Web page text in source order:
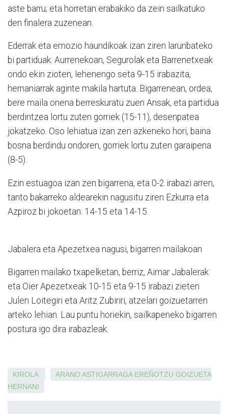
aste barru; eta horretan erabakiko da zein sailkatuko
den finalera zuzenean.
Ederrak eta emozio haundikoak izan ziren larunbateko
bi partiduak. Aurrenekoan, Segurolak eta Barrenetxeak
ondo ekin zioten, lehenengo seta 9-15 irabazita,
hernaniarrak aginte makila hartuta. Bigarrenean, ordea,
bere maila onena berreskuratu zuen Ansak, eta partidua
berdintzea lortu zuten gorriek (15-11), desenpatea
jokatzeko. Oso lehiatua izan zen azkeneko hori, baina
bosna berdindu ondoren, gorriek lortu zuten garaipena
(8-5).
Ezin estuagoa izan zen bigarrena, eta 0-2 irabazi arren,
tanto bakarreko aldearekin nagusitu ziren Ezkurra eta
Azpiroz bi jokoetan: 14-15 eta 14-15.
Jabalera eta Apezetxea nagusi, bigarren mailakoan
Bigarren mailako txapelketan, berriz, Aimar Jabalerak
eta Oier Apezetxeak 10-15 eta 9-15 irabazi zieten
Julen Loitegiri eta Aritz Zubiriri, atzelari goizuetarren
arteko lehian. Lau puntu horiekin, sailkapeneko bigarren
postura igo dira irabazleak.
KIROLA ARANO ASTIGARRAGA EREÑOTZU GOIZUETA
HERNANI